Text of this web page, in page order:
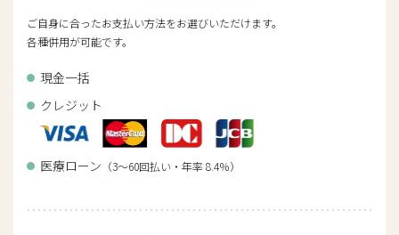
ご自身に合ったお支払い方法をお選びいただけます。
各種併用が可能です。
現金一括
クレジット
医療ローン （3～60回払い・年率 8.4％）